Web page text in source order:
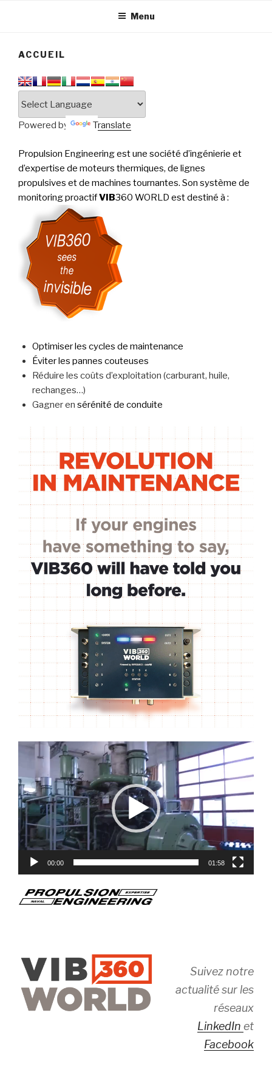
PERFORMANCE
Menu
ACCUEIL
Powered by Translate
Propulsion Engineering est une société d’ingénierie et
d’expertise de moteurs thermiques, de lignes
propulsives et de machines tournantes. Son système de
monitoring proactifVIB360 WORLD est destiné à :
Optimiser les cycles de maintenance
Éviter les pannes couteuses
Réduire les coûts d’exploitation (carburant, huile,
rechanges…)
Gagner en sérénité de conduite
Lecteur
00:00 01:58
Suivez notre
actualité sur les
réseaux
LinkedIn et
Facebook